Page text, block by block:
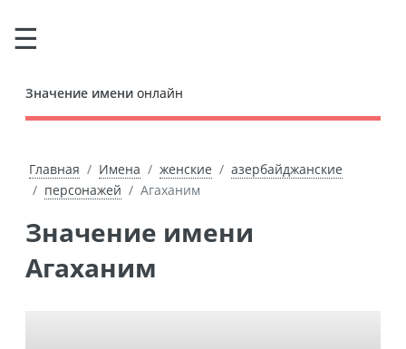
Значение имени онлайн
Главная Имена женские
азербайджанские
персонажей
Агаханим
Значение имени
Агаханим